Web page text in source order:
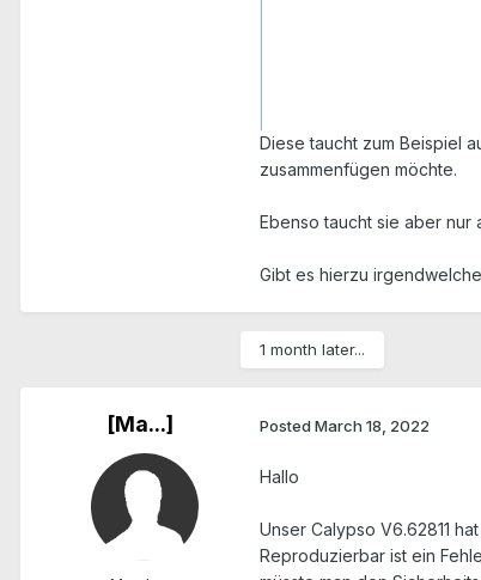
Diese taucht zum Beispiel
zusammenfügen möchte.
Ebenso taucht sie aber nur
Gibt es hierzu
1 month later...
[Ma...] Posted March 18, 2022
Hallo
Unser Calypso V6.62811
Reproduzierbar ist ein